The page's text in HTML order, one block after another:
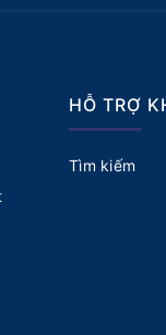
HỖ TRỢ
Tìm kiếm